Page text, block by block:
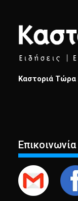
Καστοριά Τώρα
Επικοινωνία